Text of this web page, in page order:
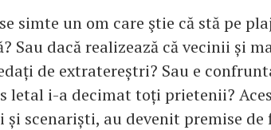
simte un om care ştie că stă pe
Sau dacă realizează că vecinii și
de extratereștri? Sau e
letal i-a decimat toți prietenii?
scenariști, au devenit premise